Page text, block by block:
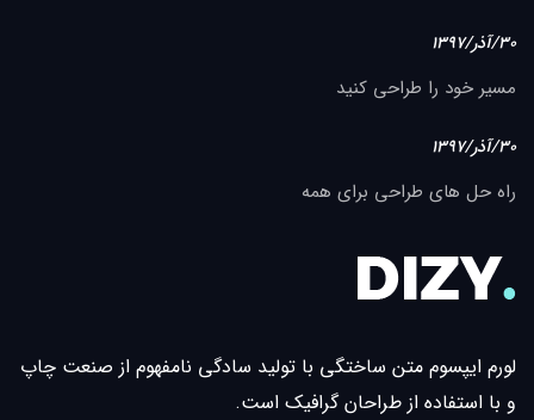
30/آذر/1397
مسیر خود را طراحی کنید
30/آذر/1397
راه حل های طراحی برای همه
لورم ایپسوم متن ساختگی با تولید سادگی نامفهوم از صنعت چاپ
و با استفاده از طراحان گرافیک است.